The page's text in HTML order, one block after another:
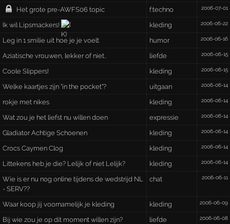
Het grote pre-AWFS06 topic f:techno 2006-07-01
Ik wil Lipsmackers! kleding 2006-06-22
Leg in 1 smilie uit hoe je je voelt humor 2006-06-16
Aziatische vrouwen, lekker of niet.. liefde 2006-06-15
Coole Slippers! kleding 2006-06-15
Welke kaartjes zijn "in the pocket"? uitgaan 2006-06-14
rokje met nikes kleding 2006-06-14
Wat zou je het liefst nu willen doen expressie 2006-06-14
Gladiator Achtige Schoenen kleding 2006-06-14
Crocs Caymen Clog kleding 2006-06-14
Littekens heb je die? Lelijk of niet Lelijk? kleding 2006-06-14
Wie is er nu nog online tijdens de wedstrijd NL
- SERV??
chat 2006-06-11
Waar koop jij voornamelijk je kleding kleding 2006-06-09
Bij wie zou je op dit moment willen zijn? liefde 2006-06-08